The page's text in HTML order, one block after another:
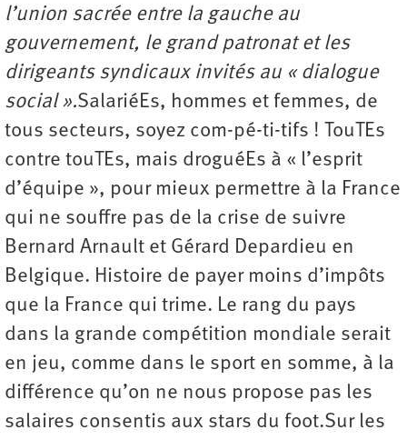
l’union sacrée entre la gauche au
gouvernement, le grand patronat et les
dirigeants syndicaux invités au « dialogue
social ».SalariéEs, hommes et femmes, de
tous secteurs, soyez com-pé-ti-tifs ! TouTEs
contre touTEs, mais droguéEs à « l’esprit
d’équipe », pour mieux permettre à la France
qui ne souffre pas de la crise de suivre
Bernard Arnault et Gérard Depardieu en
Belgique. Histoire de payer moins d’impôts
que la France qui trime. Le rang du pays
dans la grande compétition mondiale serait
en jeu, comme dans le sport en somme, à la
différence qu’on ne nous propose pas les
salaires consentis aux stars du foot.Sur les